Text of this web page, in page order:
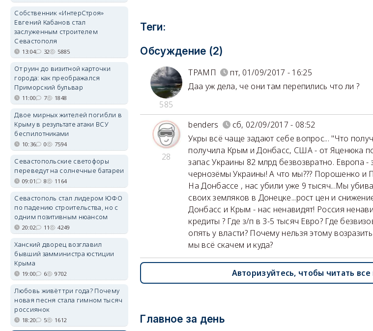
Теги:
Обсуждение (2)
585
ТРАМП
пт, 01/09/2017 - 16:25
Даа уж дела, че они там перепились что ли ?
28
benders
сб, 02/09/2017 - 08:52
Укры всё чаще задают себе вопрос... "Что
получила Крым и Донбасс, США - от Яценюка
запас Украины 82 млрд безвозвратно. Европа -
чернозёмы Украины! А что мы??? Порошенко и
На Донбассе , нас убили уже 9 тысяч...Мы
своих земляков в Донецке...рост цен и
Донбасс и Крым - нас ненавидят! Россия
кредиты ? Где з/п в 3-5 тысяч Евро? Где
опять у власти? Почему нельзя этому
мы всё скачем и куда?
Авторизуйтесь, чтобы читать
Главное за день
Собственник «ИнтерСтроя»
Евгений Кабанов стал
заслуженным строителем
Севастополя
13:04 32 5885
От руин до визитной карточки
города: как преображался
Приморский бульвар
11:00 7 1848
Двое мирных жителей погибли в
Крыму в результате атаки ВСУ
беспилотниками
10:36 0 7594
Севастопольские светофоры
переведут на солнечные батареи
09:01 8 1164
Севастополь стал лидером ЮФО
по падению строительства, но с
одним позитивным нюансом
20:02 11 4249
Ханский дворец возглавил
бывший замминистра юстиции
Крыма
19:00 6 9702
Любовь живёт три года? Почему
новая песня стала гимном тысяч
россиянок
18:20 5 1612